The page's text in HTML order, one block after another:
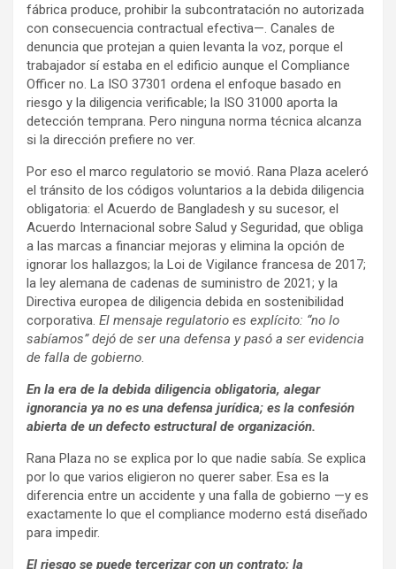
fábrica produce, prohibir la subcontratación no autorizada
con consecuencia contractual efectiva—. Canales de
denuncia que protejan a quien levanta la voz, porque el
trabajador sí estaba en el edificio aunque el Compliance
Officer no. La ISO 37301 ordena el enfoque basado en
riesgo y la diligencia verificable; la ISO 31000 aporta la
detección temprana. Pero ninguna norma técnica alcanza
si la dirección prefiere no ver.
Por eso el marco regulatorio se movió. Rana Plaza aceleró
el tránsito de los códigos voluntarios a la debida diligencia
obligatoria: el Acuerdo de Bangladesh y su sucesor, el
Acuerdo Internacional sobre Salud y Seguridad, que obliga
a las marcas a financiar mejoras y elimina la opción de
ignorar los hallazgos; la Loi de Vigilance francesa de 2017;
la ley alemana de cadenas de suministro de 2021; y la
Directiva europea de diligencia debida en sostenibilidad
corporativa. El mensaje regulatorio es explícito: “no lo
sabíamos” dejó de ser una defensa y pasó a ser evidencia
de falla de gobierno.
En la era de la debida diligencia obligatoria, alegar
ignorancia ya no es una defensa jurídica; es la confesión
abierta de un defecto estructural de organización.
Rana Plaza no se explica por lo que nadie sabía. Se explica
por lo que varios eligieron no querer saber. Esa es la
diferencia entre un accidente y una falla de gobierno —y es
exactamente lo que el compliance moderno está diseñado
para impedir.
El riesgo se puede tercerizar con un contrato; la